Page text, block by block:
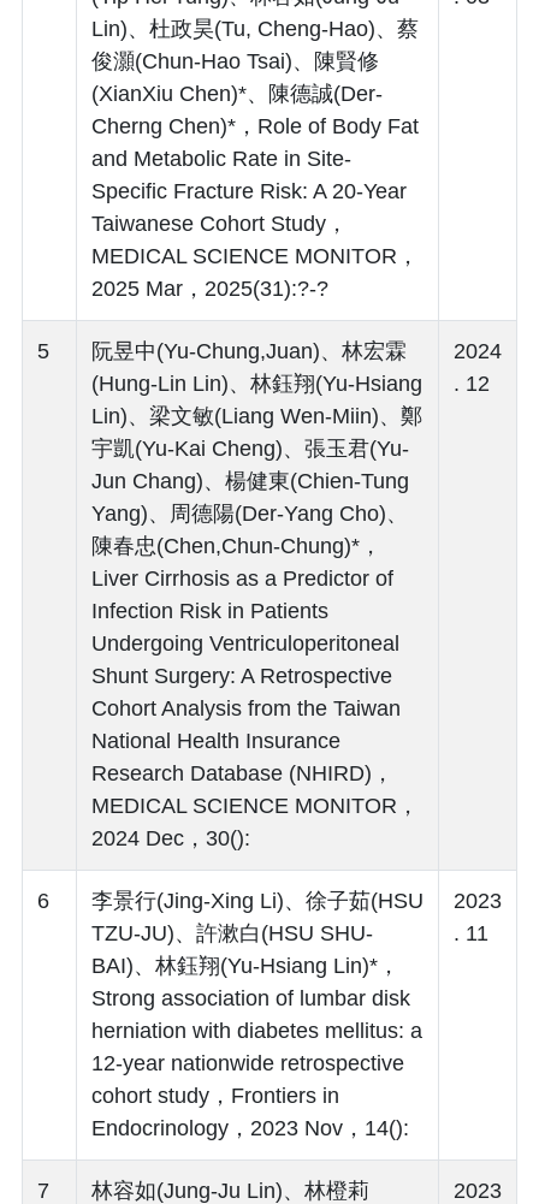
Lin)、杜政昊(Tu, Cheng-Hao)、蔡
俊灝(Chun-Hao Tsai)、陳賢修
(XianXiu Chen)*、陳德誠(Der-
Cherng Chen)*，Role of Body Fat
and Metabolic Rate in Site-
Specific Fracture Risk: A 20-Year
Taiwanese Cohort Study，
MEDICAL SCIENCE MONITOR，
2025 Mar，2025(31):?-?
5
阮昱中(Yu-Chung,Juan)、林宏霖
(Hung-Lin Lin)、林鈺翔(Yu-Hsiang
Lin)、梁文敏(Liang Wen-Miin)、鄭
宇凱(Yu-Kai Cheng)、張玉君(Yu-
Jun Chang)、楊健東(Chien-Tung
Yang)、周德陽(Der-Yang Cho)、
陳春忠(Chen,Chun-Chung)*，
Liver Cirrhosis as a Predictor of
Infection Risk in Patients
Undergoing Ventriculoperitoneal
Shunt Surgery: A Retrospective
Cohort Analysis from the Taiwan
National Health Insurance
Research Database (NHIRD)，
MEDICAL SCIENCE MONITOR，
2024 Dec，30():
2024
. 12
6
李景行(Jing-Xing Li)、徐子茹(HSU
TZU-JU)、許漱白(HSU SHU-
BAI)、林鈺翔(Yu-Hsiang Lin)*，
Strong association of lumbar disk
herniation with diabetes mellitus: a
12-year nationwide retrospective
cohort study，Frontiers in
Endocrinology，2023 Nov，14():
2023
. 11
7
林容如(Jung-Ju Lin)、林橙莉
2023